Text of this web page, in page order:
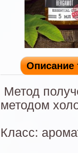
Описание
Метод
методом
Класс: